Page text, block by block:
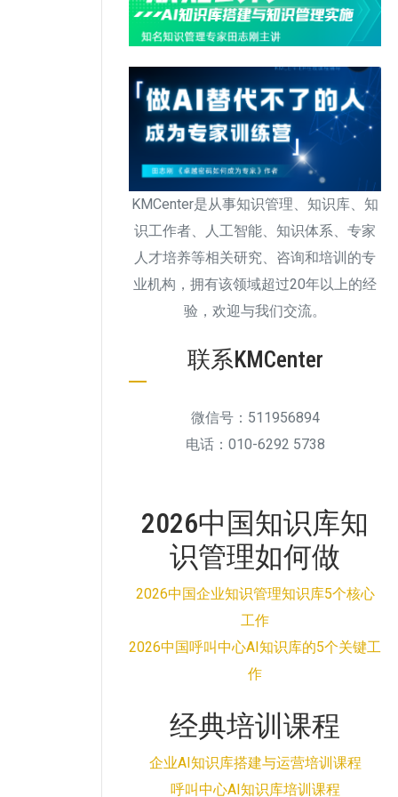
KMCenter是从事知识管理、知识库、知
识工作者、人工智能、知识体系、专家
人才培养等相关研究、咨询和培训的专
业机构，拥有该领域超过20年以上的经
验，欢迎与我们交流。
联系KMCenter
微信号：511956894
电话：010-6292 5738
2026中国知识库知
识管理如何做
2026中国企业知识管理知识库5个核心
工作
2026中国呼叫中心AI知识库的5个关键工
作
经典培训课程
企业AI知识库搭建与运营培训课程
呼叫中心AI知识库培训课程